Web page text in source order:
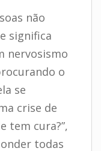
não
significa
nervosismo
o
se
crise de
tem cura?”,
todas